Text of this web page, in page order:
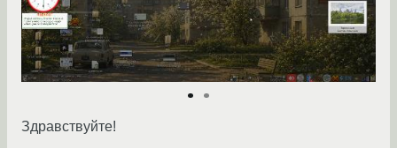
Здравствуйте!